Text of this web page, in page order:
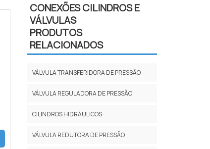
CONEXÕES CILINDROS E
VÁLVULAS
PRODUTOS
RELACIONADOS
VÁLVULA TRANSFERIDORA DE PRESSÃO
VÁLVULA REGULADORA DE PRESSÃO
CILINDROS HIDRÁULICOS
VÁLVULA REDUTORA DE PRESSÃO